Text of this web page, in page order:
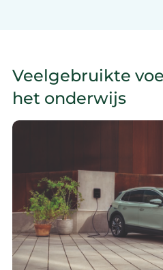
Veelgebruikte
het onderwijs